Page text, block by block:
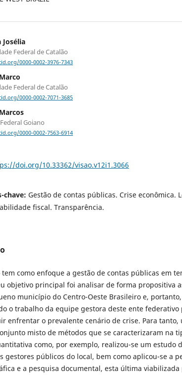
Josélia
Federal de Catalão
0000-0002-3976-7343
Federal de Catalão
0000-0002-7071-3685
Goiano
0000-0002-7563-6914
doi.org/10.33362/visao.v12i1.3066
chave: Gestão de contas públicas. Crise econômica.
fiscal. Transparência.
como enfoque a gestão de contas públicas em
objetivo principal foi analisar de forma propositiva
município do Centro-Oeste Brasileiro e,
o trabalho da equipe gestora deste ente federativo
enfrentar o prevalente cenário de crise. Para tanto,
misto de métodos que se caracterizaram na
como, por exemplo, realizou-se um estudo
gestores públicos do local, bem como aplicou-se a
e a pesquisa documental, esta última viabilizada